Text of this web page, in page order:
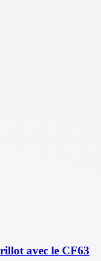
avec le CF63